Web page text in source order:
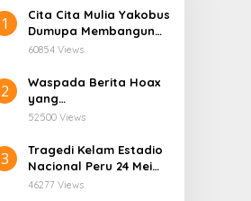
1
Cita Cita Mulia Yakobus
Dumupa Membangun
Tanah Kelahiran.
60854 Views
2
Waspada Berita Hoax
yang
Mengatasnamakan
Provinsi Papua Tengah.
52500 Views
3
Tragedi Kelam Estadio
Nacional Peru 24 Mei
1964
46277 Views